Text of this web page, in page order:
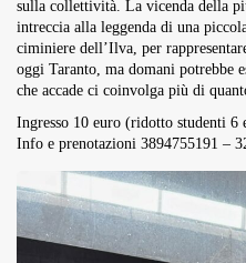
sulla collettività. La vicenda della
intreccia alla leggenda di una
ciminiere dell’Ilva, per
oggi Taranto, ma domani potrebbe
che accade ci coinvolga più di
Ingresso 10 euro (ridotto studenti 6
Info e prenotazioni 3894755191 –